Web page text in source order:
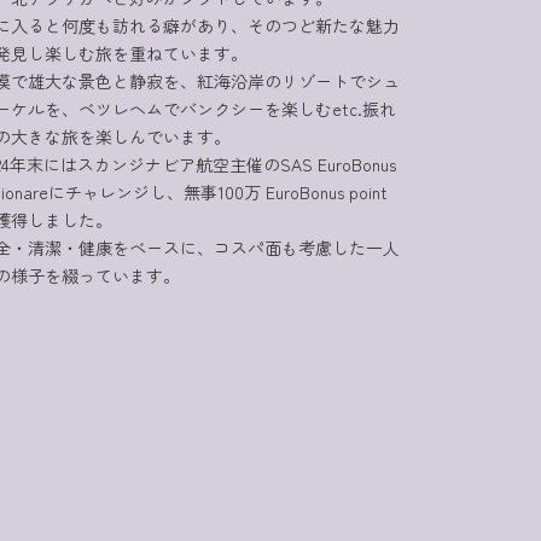
入ると何度も訪れる癖があり、そのつど新たな魅力
見し楽しむ旅を重ねています。
で雄大な景色と静寂を、紅海沿岸のリゾートでシュ
ケルを、ベツレヘムでバンクシーを楽しむetc.振れ
大きな旅を楽しんでいます。
年末にはスカンジナビア航空主催のSAS EuroBonus
にチャレンジし、無事100万 EuroBonus point
得しました。
・清潔・健康をベースに、コスパ面も考慮した一人
様子を綴っています。